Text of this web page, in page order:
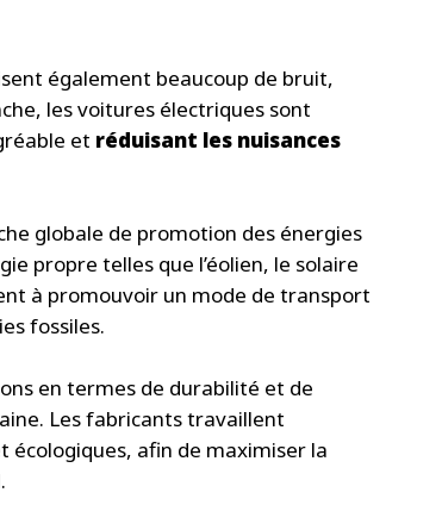
également beaucoup de bruit,
les voitures électriques sont
et réduisant les nuisances
globale de promotion des énergies
propre telles que l’éolien, le solaire
à promouvoir un mode de transport
fossiles.
en termes de durabilité et de
Les fabricants travaillent
écologiques, afin de maximiser la